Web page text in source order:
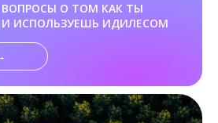
О ТОМ КАК ТЫ
ИСПОЛЬЗУЕШЬ ИДИЛЕСОМ